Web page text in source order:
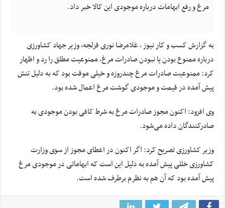
مرغ و رفع ابهامات درباره موجودی این کالا خبر داد.
به گزارش کسب و کار نیوز ، غلامرضا نوری قزلجه، وزیر جهاد کشاورزی
درباره ممنوع بودن یا نبودن صادرات مرغ، ممنوعیت مطلق را رد و اظهار
کرد: ممنوعیت صادرات مرغ چندروزه و خیلی موقت بود که به دلیل تنش
پیش آمده در قیمت و موجودی گوشت مرغ اعمال شده بود.
وی افزود: اکنون مجوز صادرات مرغ به شرط کافی بودن موجودی به
صادرکنندگان داده می‌شود.
وزیر کشاورزی تصریح کرد: اگر اکنون در اعطای مجوز از سوی وزارت
کشاورزی خللی پیش آمده به دلیل این است که ابهاماتی در موجودی مرغ
پیش آمده بود که آن هم به نظرم برطرف شده است.